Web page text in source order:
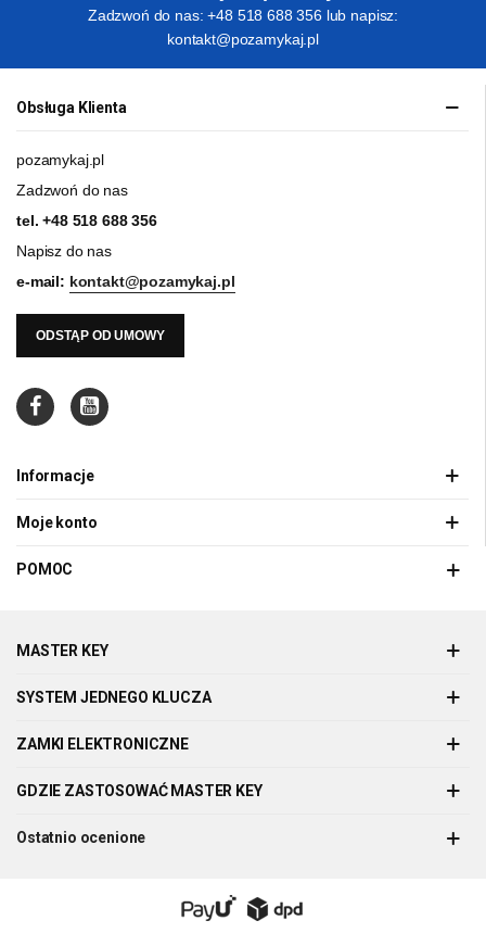
Zadzwoń do nas: +48 518 688 356 lub napisz:
kontakt@pozamykaj.pl
Obsługa Klienta
pozamykaj.pl
Zadzwoń do nas
tel.+48 518 688 356
Napisz do nas
e-mail: kontakt@pozamykaj.pl
ODSTĄP OD UMOWY
Informacje
Moje konto
POMOC
MASTER KEY
SYSTEM JEDNEGO KLUCZA
ZAMKI ELEKTRONICZNE
GDZIE ZASTOSOWAĆ MASTER KEY
Ostatnio ocenione